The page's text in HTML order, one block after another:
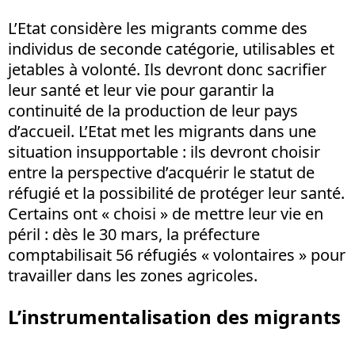
L’Etat considère les migrants comme des
individus de seconde catégorie, utilisables et
jetables à volonté. Ils devront donc sacrifier
leur santé et leur vie pour garantir la
continuité de la production de leur pays
d’accueil. L’Etat met les migrants dans une
situation insupportable : ils devront choisir
entre la perspective d’acquérir le statut de
réfugié et la possibilité de protéger leur santé.
Certains ont « choisi » de mettre leur vie en
péril : dès le 30 mars, la préfecture
comptabilisait 56 réfugiés « volontaires » pour
travailler dans les zones agricoles.
L’instrumentalisation des migrants